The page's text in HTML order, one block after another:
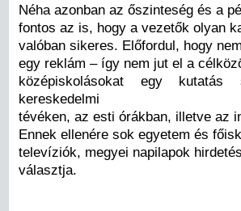
Néha azonban az őszinteség és a
fontos az is, hogy a vezetők olyan
valóban sikeres. Előfordul, hogy
egy reklám – így nem jut el a
középiskolásokat egy
kereskedelmi
tévéken, az esti órákban, illetve az
Ennek ellenére sok egyetem és
televíziók, megyei napilapok
választja.